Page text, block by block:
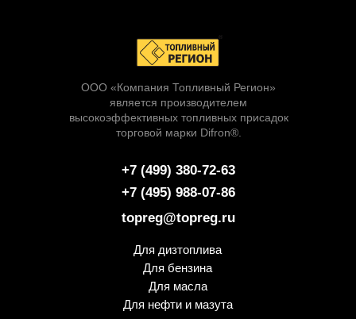
ООО «Компания Топливный Регион»
является производителем
высокоэффективных топливных присадок
торговой марки Difron®.
+7 (499) 380-72-63
+7 (495) 988-07-86
topreg@topreg.ru
Для бензина
Для дизтоплива
Для нефти и мазута
Для масла